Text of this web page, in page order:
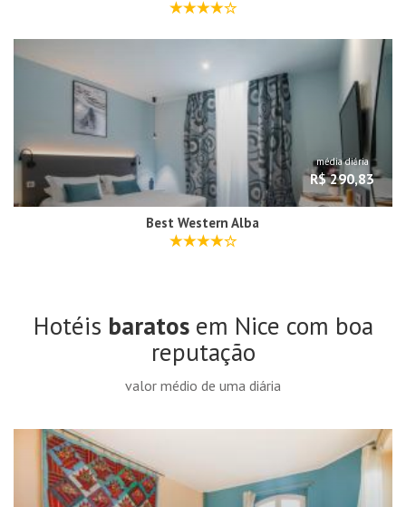
média diária
R$ 290,83
Best Western Alba
Hotéis baratosem Nice com boa
reputação
valor médio de uma diária